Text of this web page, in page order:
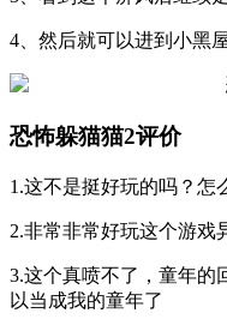
4、然后就可以进到小黑屋
恐怖躲猫猫2评价
1.这不是挺好玩的吗？怎
2.非常非常好玩这个游戏
3.这个真喷不了，童年的
以当成我的童年了